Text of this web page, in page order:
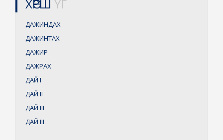
ХӨРШ ҮГ
ДАЖИНДАХ
ДАЖИНТАХ
ДАЖИР
ДАЖРАХ
ДАЙ I
ДАЙ II
ДАЙ III
ДАЙ III